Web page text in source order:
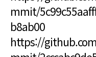
mmit/
b8ab00
https://